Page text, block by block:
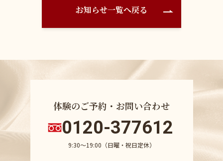
お知らせ一覧へ戻る
体験のご予約・お問い合わせ
0120-377612
9:30〜19:00（日曜・祝日定休）